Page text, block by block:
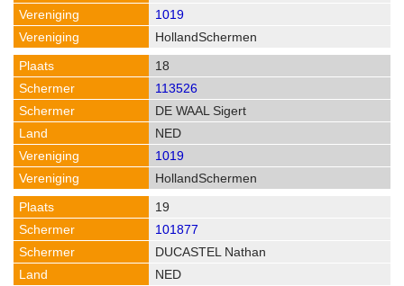
1019
HollandSchermen
18
113526
DE WAAL Sigert
NED
1019
HollandSchermen
19
101877
DUCASTEL Nathan
NED